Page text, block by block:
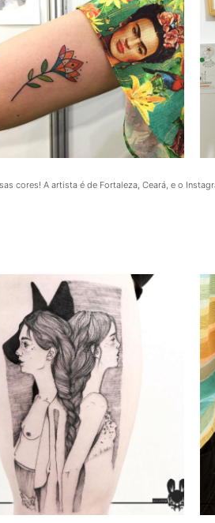
cores! A artista é de Fortaleza, Ceará, e o